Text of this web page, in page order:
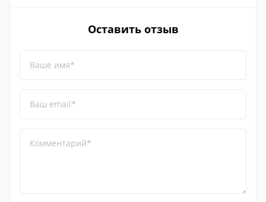
Оставить отзыв
Ваше имя*
Ваш email*
Комментарий*